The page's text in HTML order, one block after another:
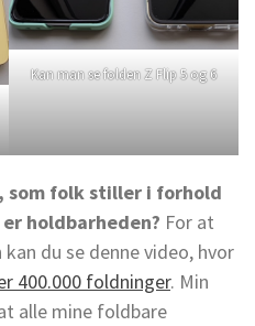
Kan man se folden Z Flip 5 og 6
som folk stiller i forhold
holdbarheden? For at
du se denne video, hvor
400.000 foldninger. Min
alle mine foldbare